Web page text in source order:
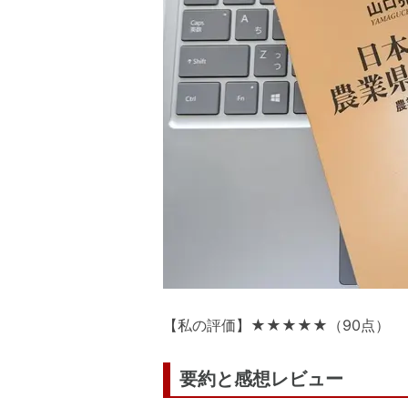
【私の評価】★★★★★（90点）
要約と感想レビュー